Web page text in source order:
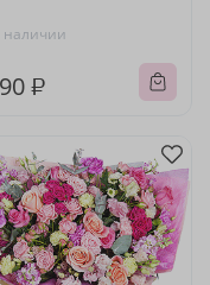
наличии
₽